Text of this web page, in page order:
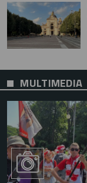
MULTIMEDIA